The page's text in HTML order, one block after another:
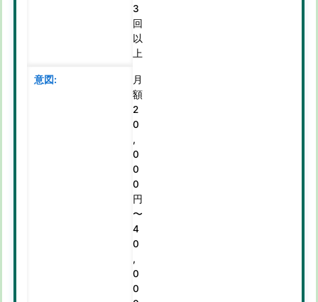
3
回
以
上
月
額
2
0
,
0
0
0
円
〜
4
0
,
0
0